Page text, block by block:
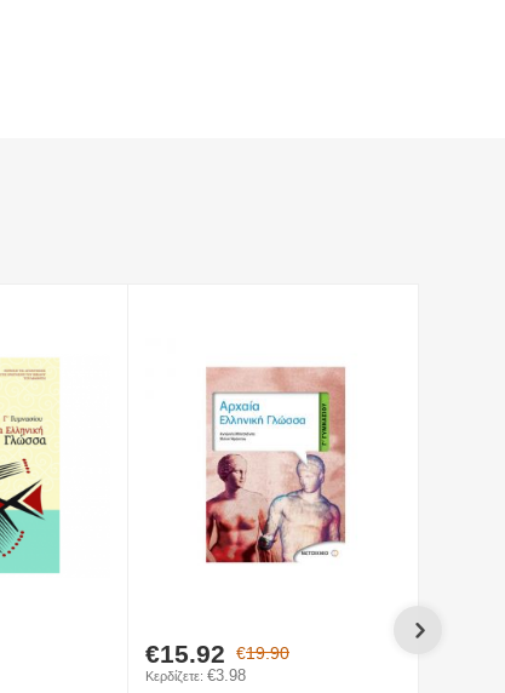
€19.90
€15.92
Κερδίζετε: €3.98